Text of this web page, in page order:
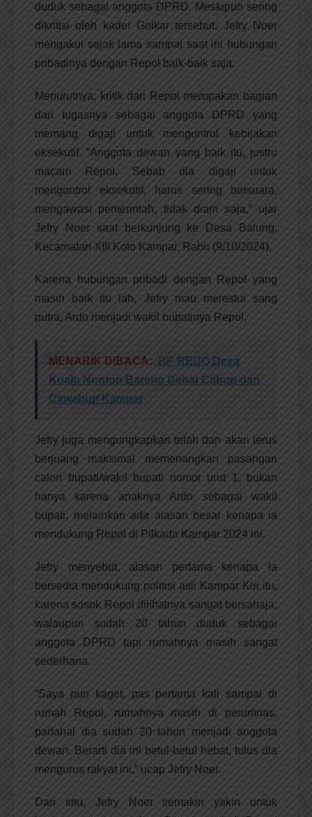
duduk sebagai anggota DPRD. Meskipun sering
dikritisi oleh kader Golkar tersebut, Jefry Noer
mengakui sejak lama sampai saat ini hubungan
pribadinya dengan Repol baik-baik saja.
Menurutnya, kritik dari Repol merupakan bagian
dari tugasnya sebagai anggota DPRD yang
memang digaji untuk mengontrol kebijakan
eksekutif. “Anggota dewan yang baik itu, justru
macam Repol. Sebab dia digaji untuk
mengontrol eksekutif, harus sering bersuara,
mengawasi pemerintah, tidak diam saja,” ujar
Jefry Noer saat berkunjung ke Desa Balung,
Kecamatan XIII Koto Kampar, Rabu (9/10/2024).
Karena hubungan pribadi dengan Repol yang
masih baik itu lah, Jefry mau merestui sang
putra, Ardo menjadi wakil bupatinya Repol.
MENARIK DIBACA:
BP REDO Desa
Kualu Nonton Bareng Debat Cabup dan
Cawabup Kampar
Jefry juga mengungkapkan telah dan akan terus
berjuang maksimal memenangkan pasangan
calon bupati/wakil bupati nomor urut 1, bukan
hanya karena anaknya Ardo sebagai wakil
bupati, melainkan ada alasan besar kenapa ia
mendukung Repol di Pilkada Kampar 2024 ini.
Jefry menyebut, alasan pertama kenapa ia
bersedia mendukung politisi asli Kampar Kiri itu,
karena sosok Repol dilihatnya sangat bersahaja,
walaupun sudah 20 tahun duduk sebagai
anggota DPRD tapi rumahnya masih sangat
sederhana.
“Saya pun kaget, pas pertama kali sampai di
rumah Repol, rumahnya masih di perumnas,
padahal dia sudah 20 tahun menjadi anggota
dewan. Berarti dia ini betul-betul hebat, tulus dia
mengurus rakyat ini,” ucap Jefry Noer.
Dari situ, Jefry Noer semakin yakin untuk